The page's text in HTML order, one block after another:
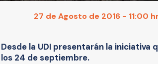
27 de Agosto de 2016 - 11:00
Desde la UDI presentarán la
los 24 de septiembre.